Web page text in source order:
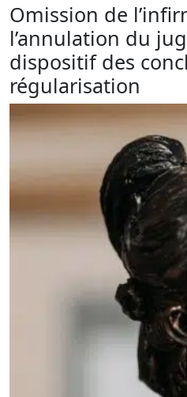
Omission de
l’annulation du
dispositif des
régularisation